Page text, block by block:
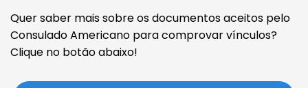
Quer saber mais sobre os documentos aceitos pelo
Consulado Americano para comprovar vínculos?
Clique no botão abaixo!